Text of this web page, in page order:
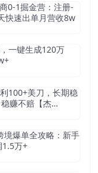
0-1掘金营：注册-
快速出单月营收8w
一键生成120万
100+美刀，长期稳
赚不赔【杰…
境爆单全攻略：新手
1.5万+